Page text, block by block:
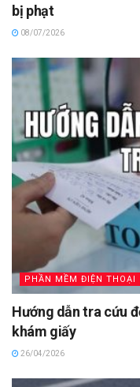
bị phạt
08/07/2026
PHẦN MỀM ĐIỆN THOẠI
Hướng dẫn tra cứu
khám giấy
26/04/2026